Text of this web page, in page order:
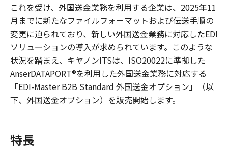
これを受け、外国送金業務を利用する企業は、2025年11
月までに新たなファイルフォーマットおよび伝送手順の
変更に迫られており、新しい外国送金業務に対応したEDI
ソリューションの導入が求められています。このような
状況を踏まえ、キヤノンITSは、ISO20022に準拠した
AnserDATAPORT®を利用した外国送金業務に対応する
「EDI-Master B2B Standard 外国送金オプション」（以
下、外国送金オプション）を販売開始します。
特長